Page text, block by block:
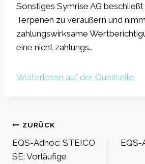
Sonstiges Symrise AG
Terpenen zu veräußern und
zahlungswirksame
eine nicht zahlungs…
Weiterlesen auf der Quellseite
Beitragsnavigation
ZURÜCK
EQS-Adhoc: STEICO
SE: Vorläufige
EQS-